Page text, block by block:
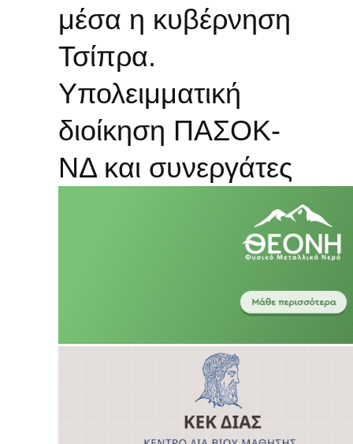
μέσα η κυβέρνηση
Τσίπρα.
Υπολειμματική
διοίκηση ΠΑΣΟΚ-
ΝΔ και συνεργάτες